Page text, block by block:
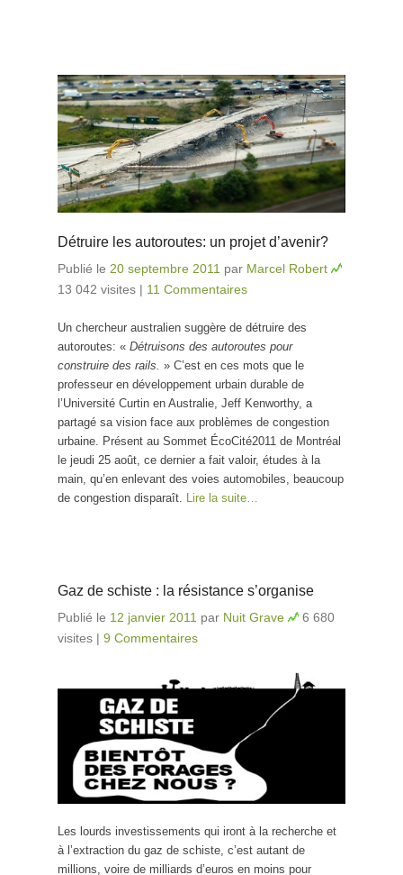
Détruire les autoroutes: un projet d’avenir?
Publié le 20 septembre 2011 par Marcel Robert
13 042 visites | 11 Commentaires
Un chercheur australien suggère de détruire des
autoroutes: « Détruisons des autoroutes pour
construire des rails. » C’est en ces mots que le
professeur en développement urbain durable de
l’Université Curtin en Australie, Jeff Kenworthy, a
partagé sa vision face aux problèmes de congestion
urbaine. Présent au Sommet ÉcoCité2011 de Montréal
le jeudi 25 août, ce dernier a fait valoir, études à la
main, qu’en enlevant des voies automobiles, beaucoup
de congestion disparaît.
Lire la suite…
Gaz de schiste : la résistance s’organise
Publié le 12 janvier 2011 par Nuit Grave
6 680
visites | 9 Commentaires
Les lourds investissements qui iront à la recherche et
à l’extraction du gaz de schiste, c’est autant de
millions, voire de milliards d’euros en moins pour